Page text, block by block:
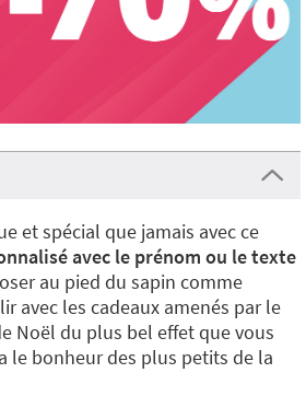
et spécial que jamais avec ce
avec le prénom ou le texte
au pied du sapin comme
avec les cadeaux amenés par le
Noël du plus bel effet que vous
le bonheur des plus petits de la